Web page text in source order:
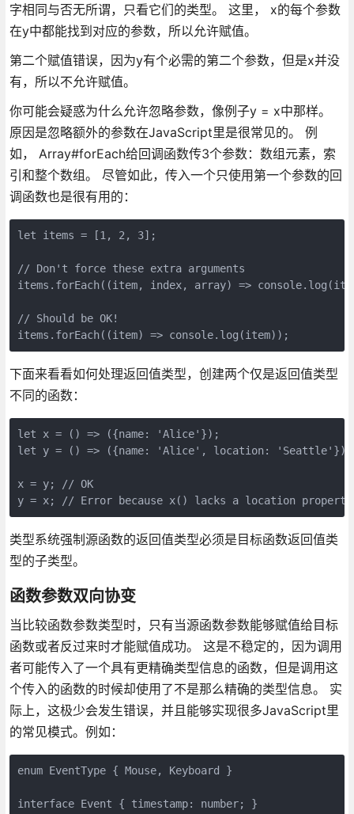
字相同与否无所谓，只看它们的类型。 这里， x的每个参数
在y中都能找到对应的参数，所以允许赋值。
第二个赋值错误，因为y有个必需的第二个参数，但是x并没
有，所以不允许赋值。
你可能会疑惑为什么允许忽略参数，像例子y = x中那样。
原因是忽略额外的参数在JavaScript里是很常见的。 例
如， Array#forEach给回调函数传3个参数：数组元素，索
引和整个数组。 尽管如此，传入一个只使用第一个参数的回
调函数也是很有用的：
let items = [1, 2, 3];
// Don't force these extra arguments
items.forEach((item, index, array) =>
// Should be OK!
下面来看看如何处理返回值类型，创建两个仅是返回值类型
不同的函数：
let x = () => ({name: 'Alice'});
let y = () => ({name: 'Alice', location: 'Seattle'});
x = y; // OK
类型系统强制源函数的返回值类型必须是目标函数返回值类
型的子类型。
函数参数双向协变
当比较函数参数类型时，只有当源函数参数能够赋值给目标
函数或者反过来时才能赋值成功。 这是不稳定的，因为调用
者可能传入了一个具有更精确类型信息的函数，但是调用这
个传入的函数的时候却使用了不是那么精确的类型信息。 实
际上，这极少会发生错误，并且能够实现很多JavaScript里
的常见模式。例如：
enum EventType { Mouse, Keyboard }
interface Event { timestamp: number; }